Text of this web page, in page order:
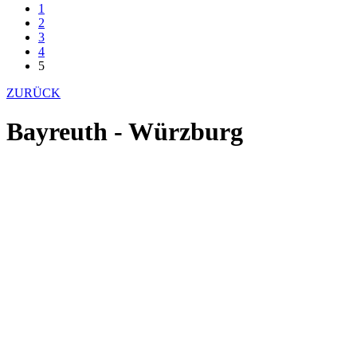
1
2
3
4
5
ZURÜCK
Bayreuth - Würzburg